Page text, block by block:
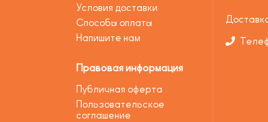
Условия доставки
Способы оплаты
Напишите нам
Правовая информация
Публичная оферта
Пользовательское
соглашение